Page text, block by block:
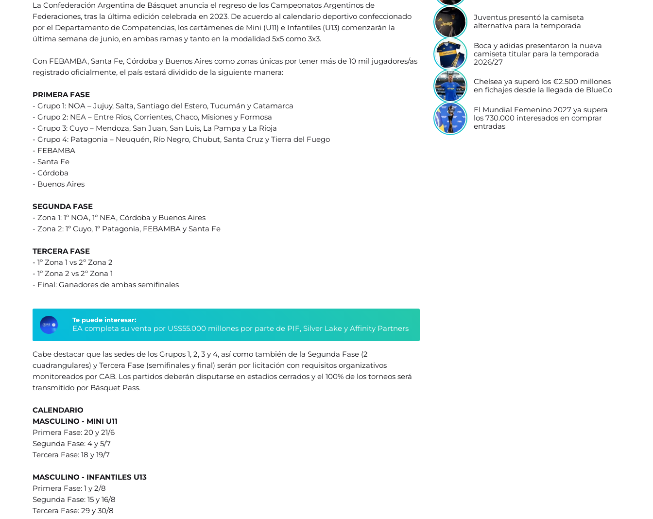
La Confederación Argentina de Básquet anuncia el regreso de los Campeonatos Argentinos de
Federaciones, tras la última edición celebrada en 2023. De acuerdo al calendario deportivo confeccionado
por el Departamento de Competencias, los certámenes de Mini (U11) e Infantiles (U13) comenzarán la
última semana de junio, en ambas ramas y tanto en la modalidad 5x5 como 3x3.
Con FEBAMBA, Santa Fe, Córdoba y Buenos Aires como zonas únicas por tener más de 10 mil jugadores/as
registrado oficialmente, el país estará dividido de la siguiente manera:
PRIMERA FASE
- Grupo 1: NOA – Jujuy, Salta, Santiago del Estero, Tucumán y Catamarca
- Grupo 2: NEA – Entre Rios, Corrientes, Chaco, Misiones y Formosa
- Grupo 3: Cuyo – Mendoza, San Juan, San Luis, La Pampa y La Rioja
- Grupo 4: Patagonia – Neuquén, Río Negro, Chubut, Santa Cruz y Tierra del Fuego
- FEBAMBA
- Santa Fe
- Córdoba
- Buenos Aires
SEGUNDA FASE
- Zona 1: 1º NOA, 1º NEA, Córdoba y Buenos Aires
- Zona 2: 1º Cuyo, 1º Patagonia, FEBAMBA y Santa Fe
TERCERA FASE
- 1º Zona 1 vs 2º Zona 2
- 1º Zona 2 vs 2º Zona 1
- Final: Ganadores de ambas semifinales
Te puede interesar:
EA completa su venta por US$55.000 millones por parte de PIF, Silver Lake y Affinity Partners
Cabe destacar que las sedes de los Grupos 1, 2, 3 y 4, así como también de la Segunda Fase (2
cuadrangulares) y Tercera Fase (semifinales y final) serán por licitación con requisitos organizativos
monitoreados por CAB. Los partidos deberán disputarse en estadios cerrados y el 100% de los torneos será
transmitido por Básquet Pass.
CALENDARIO
MASCULINO - MINI U11
Primera Fase: 20 y 21/6
Segunda Fase: 4 y 5/7
Tercera Fase: 18 y 19/7
MASCULINO - INFANTILES U13
Primera Fase: 1 y 2/8
Segunda Fase: 15 y 16/8
Tercera Fase: 29 y 30/8
Juventus presentó la camiseta
alternativa para la temporada
Boca y adidas presentaron la nueva
camiseta titular para la temporada
2026/27
Chelsea ya superó los €2.500 millones
en fichajes desde la llegada de BlueCo
El Mundial Femenino 2027 ya supera
los 730.000 interesados en comprar
entradas